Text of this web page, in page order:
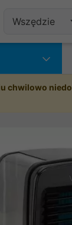
chwilowo